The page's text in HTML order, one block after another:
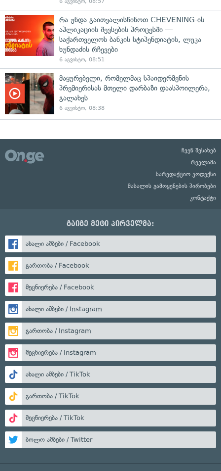
რა უნდა გაითვალისწინოთ CHEVENING-ის
აპლიკაციის შევსების პროცესში —
საქართველოს ბანკის სტიპენდიატის, ლუკა
ხუნდაძის რჩევები
6 აგვისტო, 08:51
მაყურებელი, რომელმაც სპაიდერმენის
პრემიერისას მთელი დარბაზი დაასპოილერა,
გალახეს
6 აგვისტო, 08:38
ჩვენ შესახებ
რეკლამა
სარედაქციო კოდექსი
მასალის გამოყენების პირობები
კონტაქტი
გაიგე მეტი პირველმა:
ახალი ამბები / Facebook
გართობა / Facebook
მეცნიერება / Facebook
ახალი ამბები / Instagram
გართობა / Instagram
მეცნიერება / Instagram
ახალი ამბები / TikTok
გართობა / TikTok
მეცნიერება / TikTok
ბოლო ამბები / Twitter